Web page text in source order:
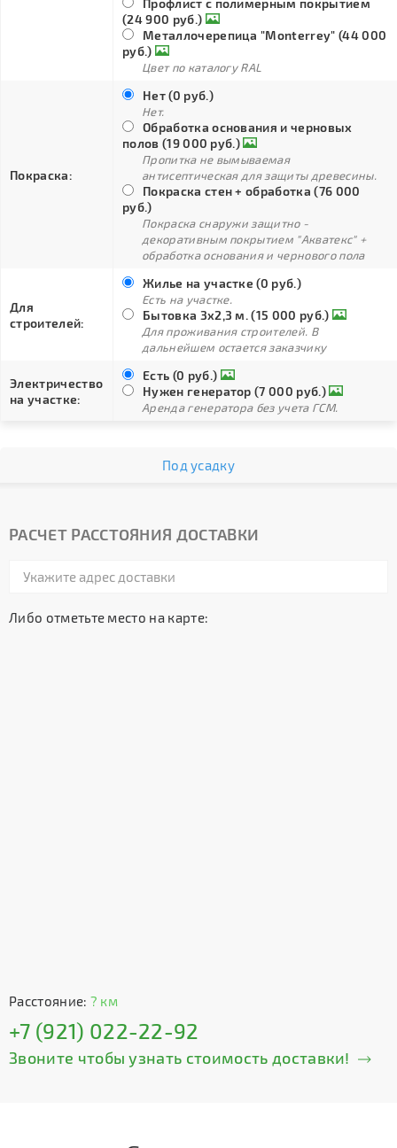
Профлист с полимерным покрытием
(24 900 руб.)
Металлочерепица "Monterrey" (44 000
руб.)
Цвет по каталогу RAL
Покраска:
Нет (0 руб.)
Нет.
Обработка основания и черновых
полов (19 000 руб.)
Пропитка не вымываемая
антисептическая для защиты древесины.
Покраска стен + обработка (76 000
руб.)
Покраска снаружи защитно -
декоративным покрытием "Акватекс" +
обработка основания и чернового пола
Для
строителей:
Жилье на участке (0 руб.)
Есть на участке.
Бытовка 3х2,3 м. (15 000 руб.)
Для проживания строителей. В
дальнейшем остается заказчику
Электричество
на участке:
Есть (0 руб.)
Нужен генератор (7 000 руб.)
Аренда генератора без учета ГСМ.
Под усадку
РАСЧЕТ РАССТОЯНИЯ ДОСТАВКИ
Либо отметьте место на карте:
Расстояние: ? км
+7 (921) 022-22-92
Звоните чтобы узнать стоимость доставки!